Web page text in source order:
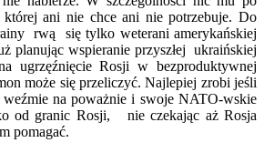
której ani nie chce ani nie potrzebuje. Do
rwą się tylko weterani amerykańskiej
planując wspieranie przyszłej ukraińskiej
ugrzęźnięcie Rosji w bezproduktywnej
może się przeliczyć. Najlepiej zrobi jeśli
weźmie na poważnie i swoje NATO-wskie
od granic Rosji, nie czekając aż Rosja
pomagać.